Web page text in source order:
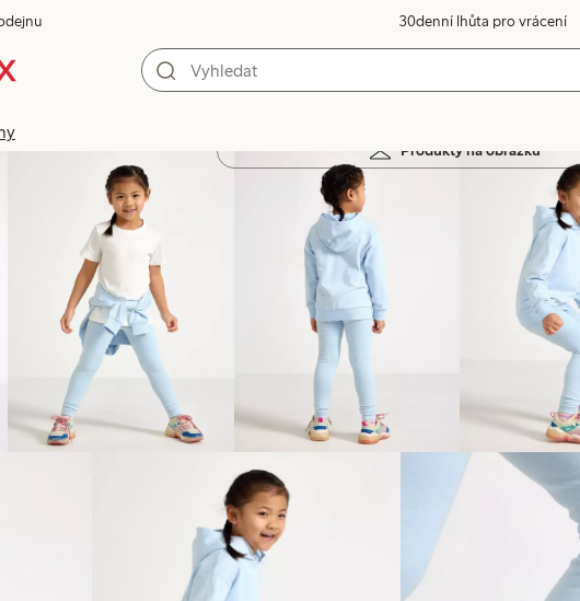
30denní lhůta pro vrácení
Produkty na obrázku